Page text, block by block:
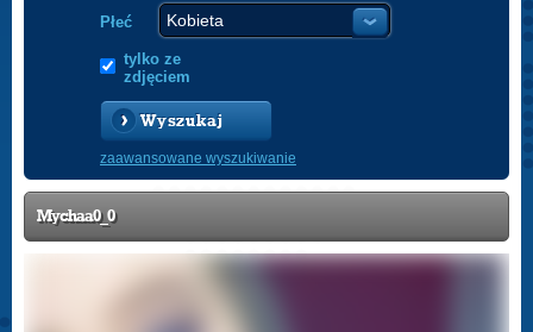
Płeć
tylko ze
zdjęciem
Wyszukaj
zaawansowane wyszukiwanie
Mychaa0_0